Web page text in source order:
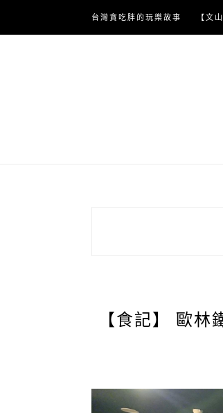
content
台灣貪吃胖的玩樂故事 【文
【食記】 歐